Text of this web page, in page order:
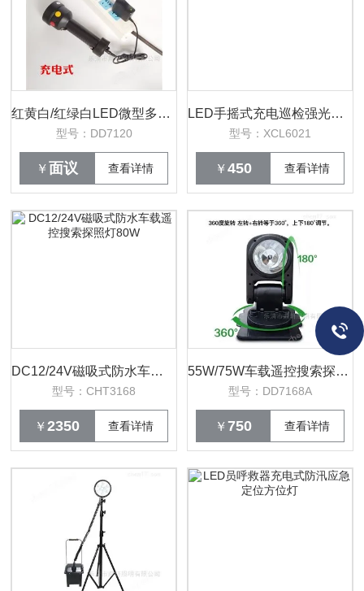
红黄白/红绿白LED微型多功能信号灯ip65
型号：DD7120
￥ 面议 查看详情
LED手摇式充电巡检强光探照灯3W电量显示
型号：XCL6021
￥450 查看详情
DC12/24V磁吸式防水车载遥控搜索探照灯80W
型号：CHT3168
￥2350 查看详情
55W/75W车载遥控搜索探照灯鼎轩照明24V检修
型号：DD7168A
￥750 查看详情